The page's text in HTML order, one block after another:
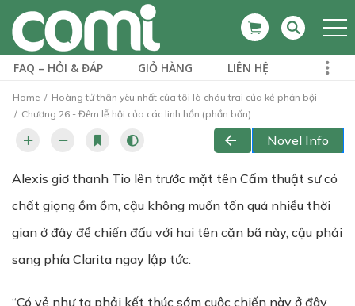
FAQ – HỎI & ĐÁP GIỎ HÀNG LIÊN HỆ
Home
Hoàng tử thân yêu nhất của tôi là cháu trai của kẻ phản bội
Chương 26 - Đêm lễ hội của các linh hồn (phần bốn)
Novel Info
Alexis giơ thanh Tio lên trước mặt tên Cấm thuật sư có
chất giọng ồm ồm, cậu không muốn tốn quá nhiều thời
gian ở đây để chiến đấu với hai tên cặn bã này, cậu phải
sang phía Clarita ngay lập tức.
“Có vẻ như ta phải kết thúc sớm cuộc chiến này ở đây